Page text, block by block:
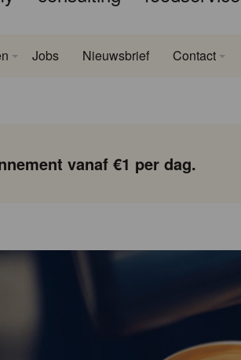
Jobs Nieuwsbrief Contact
vanaf €1 per dag.